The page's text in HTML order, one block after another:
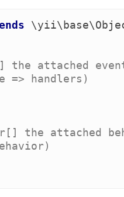
\yii\ base\
the attached
=> handlers)
the attached